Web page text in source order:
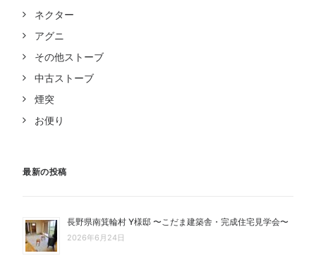
ネクター
アグニ
その他ストーブ
中古ストーブ
煙突
お便り
最新の投稿
長野県南箕輪村 Y様邸 〜こだま建築舎・完成住宅見学会〜
2026年6月24日